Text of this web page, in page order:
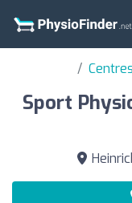
Sport